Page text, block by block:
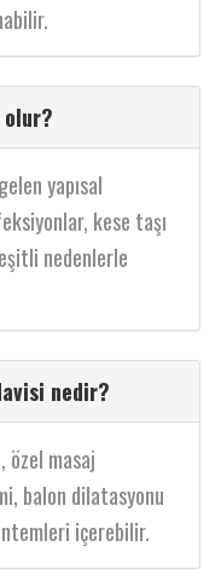
olur?
yapısal
kese taşı
nedenlerle
nedir?
özel masaj
balon dilatasyonu
içerebilir.